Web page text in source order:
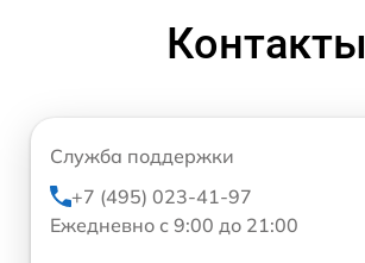
Контакты
Служба поддержки
+7 (495) 023-41-97
Ежедневно с 9:00 до 21:00